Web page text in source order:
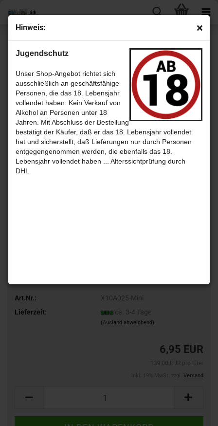
Hin­weis:
Jugendschutz
Unser Shop-Angebot richtet sich
ausschließlich an geschäftsfähige
Personen, die das 18. Lebensjahr
vollendet haben. Kein Verkauf von
Alkohol an Personen unter 18
Jahren. Mit Abschluss der Bestellung
bestätigt der Käufer, daß er das 18. Lebensjahr vollendet
hat und sicherstellt, daß Lieferungen nur durch Personen
entgegengenommen werden, die ebenfalls das 18.
Lebensjahr vollendet haben ... Alterssichtprüfung durch
DHL.
weiter »
Letzter »
9Artikel in dieser Kategorie
Arran 10 Jahre 50ml Mimia­tur - sin­gle Malt scotch Whis­ky
Art.Nr.:
X10A025-Mini
Lieferzeit:
ca. 3-4 Tage
(Ausland abweichend)
6,95 EUR
Versand